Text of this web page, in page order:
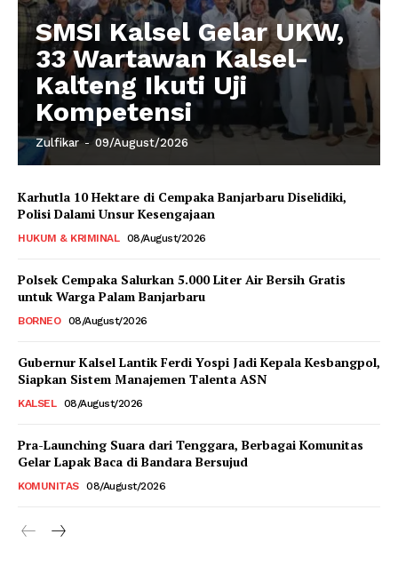
SMSI Kalsel Gelar UKW,
33 Wartawan Kalsel-
Kalteng Ikuti Uji
Kompetensi
Zulfikar - 09/August/2026
Karhutla 10 Hektare di Cempaka Banjarbaru Diselidiki,
Polisi Dalami Unsur Kesengajaan
HUKUM & KRIMINAL 08/August/2026
Polsek Cempaka Salurkan 5.000 Liter Air Bersih Gratis
untuk Warga Palam Banjarbaru
BORNEO 08/August/2026
Gubernur Kalsel Lantik Ferdi Yospi Jadi Kepala Kesbangpol,
Siapkan Sistem Manajemen Talenta ASN
KALSEL 08/August/2026
Pra-Launching Suara dari Tenggara, Berbagai Komunitas
Gelar Lapak Baca di Bandara Bersujud
KOMUNITAS 08/August/2026